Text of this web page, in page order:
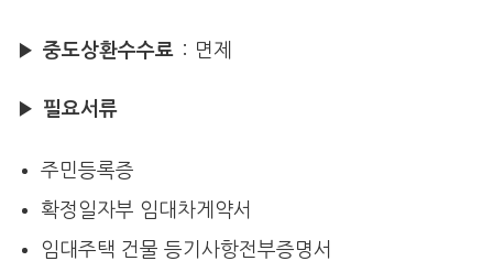
▶ 중도상환수수료: 면제
▶ 필요서류
주민등록증
확정일자부 임대차게약서
임대주택 건물 등기사항전부증명서